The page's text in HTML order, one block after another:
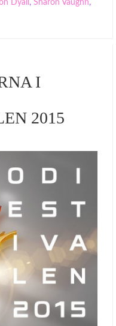
Dyall , Sharon Vaughn,
I
2015